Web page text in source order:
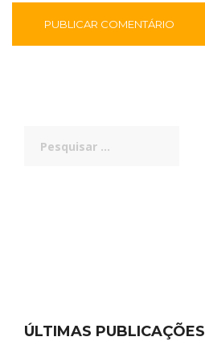
por:
ÚLTIMAS PUBLICAÇÕES